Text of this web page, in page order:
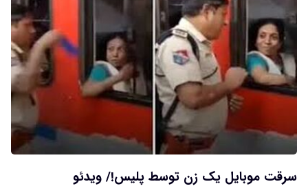
سرقت موبایل یک زن توسط پلیس!/ ویدئو